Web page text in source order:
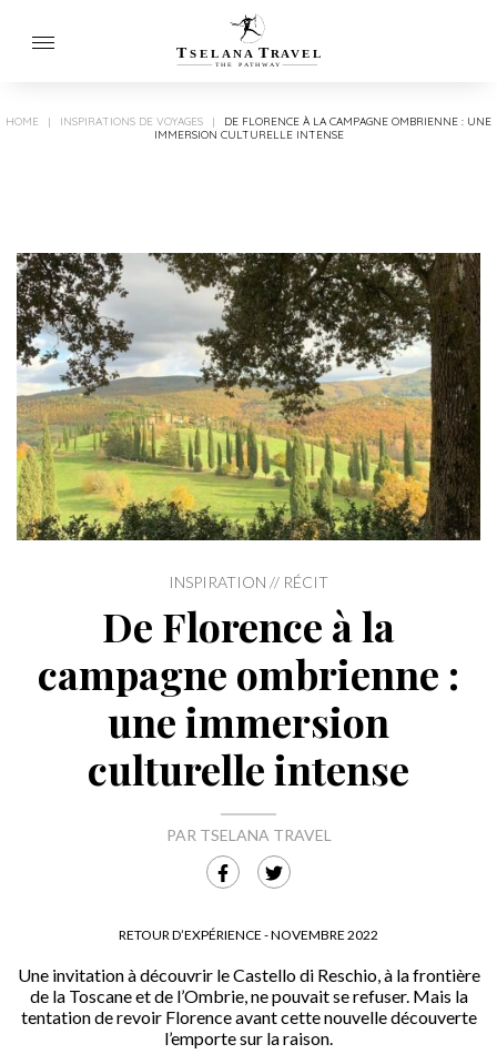
T SELANA TR A VEL
THE P ATH W AY
HOME | INSPIRATIONS DE VOYAGES |
DE FLORENCE À LA CAMPAGNE OMBRIENNE : UNE
IMMERSION CULTURELLE INTENSE
INSPIRATION // RÉCIT
De Florence à la
campagne ombrienne :
une immersion
culturelle intense
PAR TSELANA TRAVEL
RETOUR D’EXPÉRIENCE - NOVEMBRE 2022
Une invitation à découvrir le Castello di Reschio, à la frontière
de la Toscane et de l’Ombrie, ne pouvait se refuser. Mais la
tentation de revoir Florence avant cette nouvelle découverte
l’emporte sur la raison.